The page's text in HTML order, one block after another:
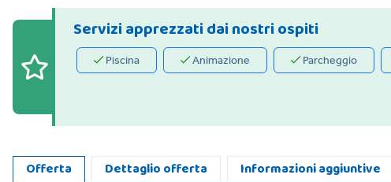
Servizi apprezzati dai nostri ospiti
Piscina Animazione Parcheggio
Offerta Dettaglio offerta Informazioni aggiuntive